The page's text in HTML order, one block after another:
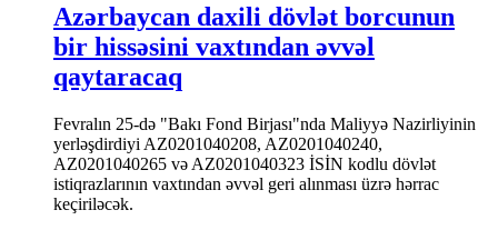
Azərbaycan daxili dövlət borcunun
bir hissəsini vaxtından əvvəl
qaytaracaq
Fevralın 25-də "Bakı Fond Birjası"nda Maliyyə Nazirliyinin
yerləşdirdiyi AZ0201040208, AZ0201040240,
AZ0201040265 və AZ0201040323 İSİN kodlu dövlət
istiqrazlarının vaxtından əvvəl geri alınması üzrə hərrac
keçiriləcək.